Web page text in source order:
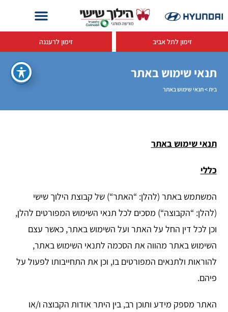
זימון לתל אביב זימון לרעננה
תנאי שימוש באתר
בית>תנאי שימוש באתר
תנאי שימוש באתר
כללי
המשתמש באתר (להלן: “האתר“) של קבוצת הילוך שישי
(להלן: “הקבוצה“) מסכים לכל תנאי השימוש המפורטים להלן,
וכן לכל דין החל על האתר ועל השימוש באתר, כאשר עצם
השימוש באתר מהווה את הסכמה לתנאי השימוש באתר,
להוראות ולתנאים המפורטים בו, וכן את התחייבותו לפעול על
פיהם.
האתר מספק מידע ותוכן רב, בין היתר אודות הקבוצה ו/או